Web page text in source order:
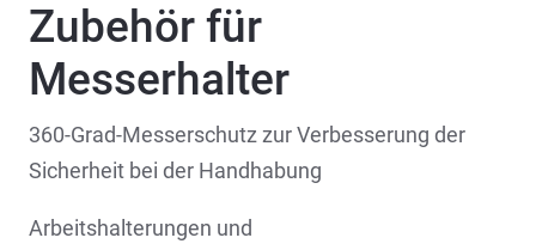
Zubehör für
Messerhalter
360-Grad-Messerschutz zur Verbesserung der
Sicherheit bei der Handhabung
Arbeitshalterungen und